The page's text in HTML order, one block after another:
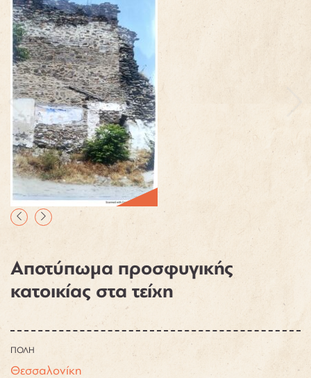
Αποτύπωμα προσφυγικής
κατοικίας στα τείχη
ΠΟΛΗ
Θεσσαλονίκη